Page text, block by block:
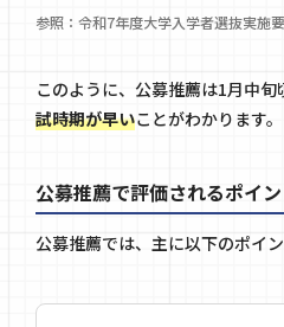
参照： 令和7年度大学入学者選抜実施
このように、公募推薦は1月中旬
試時期が早いことがわかります。
公募推薦で評価されるポイ
公募推薦では、主に以下のポイ